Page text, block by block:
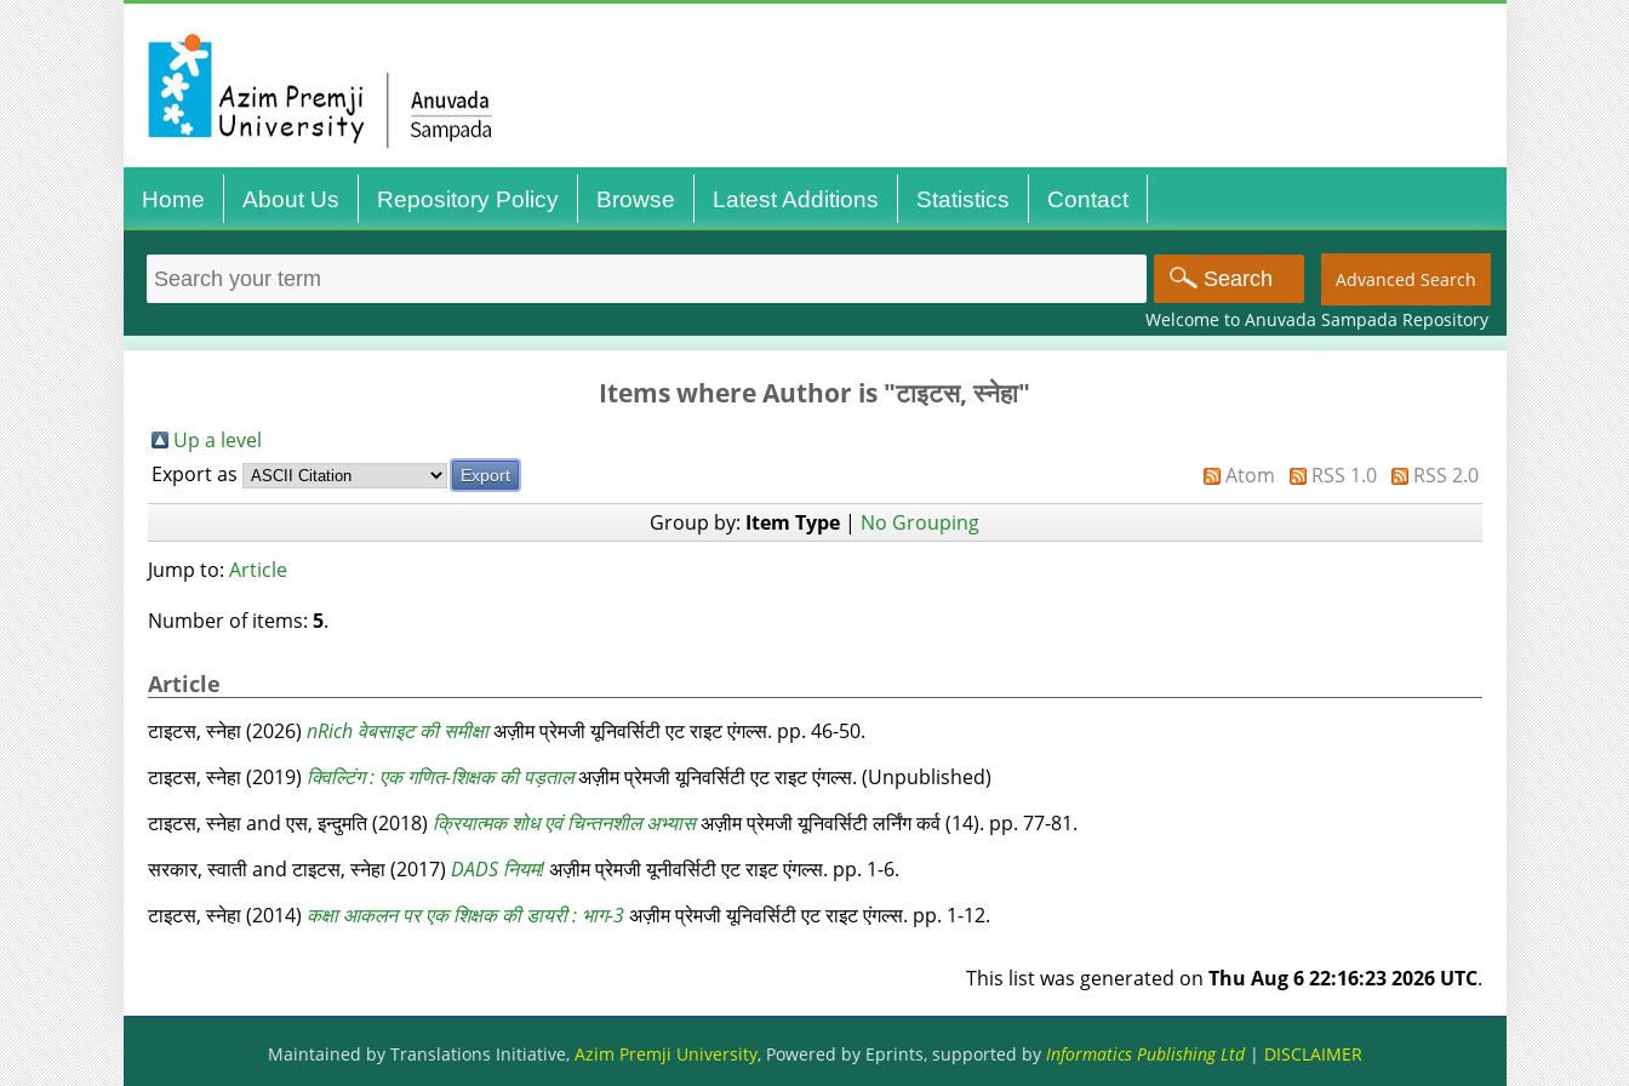
Home About Us Repository Policy Browse Latest Additions Statistics Contact
Advanced Search
Welcome to Anuvada Sampada Repository
Items where Author is "टाइटस, स्‍नेहा"
Up a level
Export as
Atom RSS 1.0
RSS 2.0
Group by: Item Type | No Grouping
Jump to: Article
Number of items: 5.
Article
टाइटस, स्‍नेहा(2026) nRich वेबसाइट की समीक्षाअज़ीम प्रेमजी यूनिवर्सिटी एट राइट एंगल्‍स. pp. 46-50.
टाइटस, स्‍नेहा(2019) क्‍विल्टिंग : एक गणित-शिक्षक की पड़तालअज़ीम प्रेमजी यूनिवर्सिटी एट राइट एंगल्स. (Unpublished)
टाइटस, स्‍नेहाandएस, इन्‍दुमति(2018) क्रियात्‍मक शोध एवं चिन्‍तनशील अभ्‍यासअज़ीम प्रेमजी यूनिवर्सिटी लर्निंग कर्व (14). pp. 77-81.
सरकार, स्‍वातीandटाइटस, स्‍नेहा(2017) DADS नियम!अज़ीम प्रेमजी यूनीवर्सिटी एट राइट एंगल्‍स. pp. 1-6.
टाइटस, स्‍नेहा(2014) कक्षा आकलन पर एक शिक्षक की डायरी : भाग-3अज़ीम प्रेमजी यूनिवर्सिटी एट राइट एंगल्‍स. pp. 1-12.
This list was generated on Thu Aug 6 22:16:23 2026 UTC.
Maintained by Translations Initiative, Azim Premji University, Powered by Eprints, supported by Informatics Publishing Ltd| DISCLAIMER